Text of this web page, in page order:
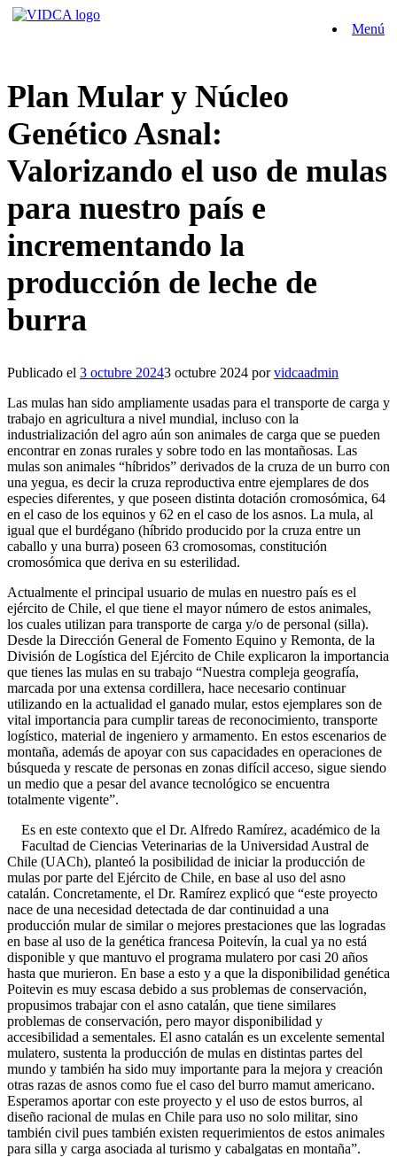
Saltar
Menú
Plan Mular y Núcleo
Genético Asnal:
Valorizando el uso de mulas
para nuestro país e
incrementando la
producción de leche de
burra
Publicado el 3 octubre 20243 octubre 2024 porvidcaadmin
Las mulas han sido ampliamente usadas para el transporte de carga y
trabajo en agricultura a nivel mundial, incluso con la
industrialización del agro aún son animales de carga que se pueden
encontrar en zonas rurales y sobre todo en las montañosas. Las
mulas son animales “híbridos” derivados de la cruza de un burro con
una yegua, es decir la cruza reproductiva entre ejemplares de dos
especies diferentes, y que poseen distinta dotación cromosómica, 64
en el caso de los equinos y 62 en el caso de los asnos. La mula, al
igual que el burdégano (híbrido producido por la cruza entre un
caballo y una burra) poseen 63 cromosomas, constitución
cromosómica que deriva en su esterilidad.
Actualmente el principal usuario de mulas en nuestro país es el
ejército de Chile, el que tiene el mayor número de estos animales,
los cuales utilizan para transporte de carga y/o de personal (silla).
Desde la Dirección General de Fomento Equino y Remonta, de la
División de Logística del Ejército de Chile explicaron la importancia
que tienes las mulas en su trabajo “Nuestra compleja geografía,
marcada por una extensa cordillera, hace necesario continuar
utilizando en la actualidad el ganado mular, estos ejemplares son de
vital importancia para cumplir tareas de reconocimiento, transporte
logístico, material de ingeniero y armamento. En estos escenarios de
montaña, además de apoyar con sus capacidades en operaciones de
búsqueda y rescate de personas en zonas difícil acceso, sigue siendo
un medio que a pesar del avance tecnológico se encuentra
totalmente vigente”.
Es en este contexto que el Dr. Alfredo Ramírez, académico de la
Facultad de Ciencias Veterinarias de la Universidad Austral de
Chile (UACh), planteó la posibilidad de iniciar la producción de
mulas por parte del Ejército de Chile, en base al uso del asno
catalán. Concretamente, el Dr. Ramírez explicó que “este proyecto
nace de una necesidad detectada de dar continuidad a una
producción mular de similar o mejores prestaciones que las logradas
en base al uso de la genética francesa Poitevín, la cual ya no está
disponible y que mantuvo el programa mulatero por casi 20 años
hasta que murieron. En base a esto y a que la disponibilidad genética
Poitevin es muy escasa debido a sus problemas de conservación,
propusimos trabajar con el asno catalán, que tiene similares
problemas de conservación, pero mayor disponibilidad y
accesibilidad a sementales. El asno catalán es un excelente semental
mulatero, sustenta la producción de mulas en distintas partes del
mundo y también ha sido muy importante para la mejora y creación
otras razas de asnos como fue el caso del burro mamut americano.
Esperamos aportar con este proyecto y el uso de estos burros, al
diseño racional de mulas en Chile para uso no solo militar, sino
también civil pues también existen requerimientos de estos animales
para silla y carga asociada al turismo y cabalgatas en montaña”.